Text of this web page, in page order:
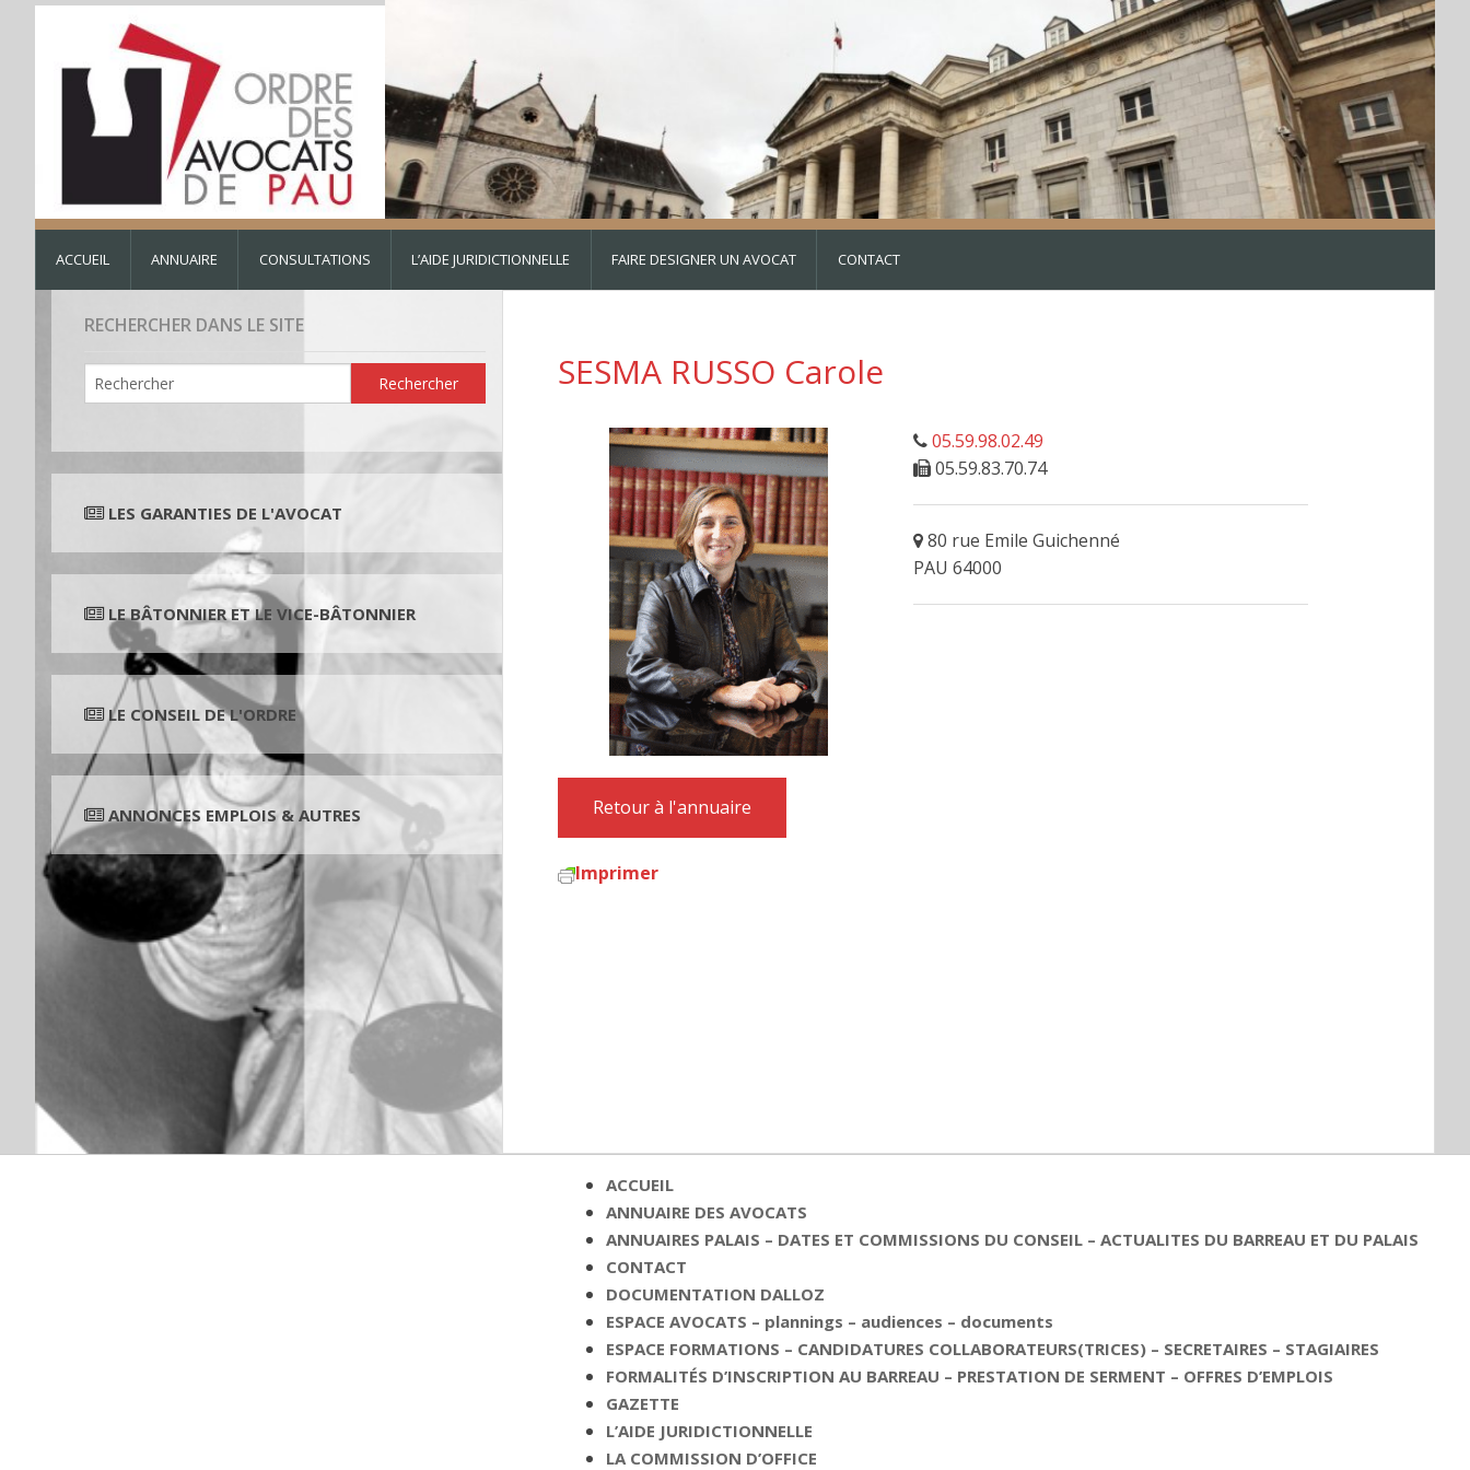
ACCUEIL ANNUAIRE CONSULTATIONS L’AIDE JURIDICTIONNELLE FAIRE DESIGNER UN AVOCAT CONTACT
RECHERCHER DANS LE SITE
LES GARANTIES DE L'AVOCAT
LE BÂTONNIER ET LE VICE-BÂTONNIER
LE CONSEIL DE L'ORDRE
ANNONCES EMPLOIS & AUTRES
SESMA RUSSO Carole
05.59.98.02.49
05.59.83.70.74
80 rue Emile Guichenné
PAU 64000
Retour à l'annuaire
Imprimer
ACCUEIL
ANNUAIRE DES AVOCATS
ANNUAIRES PALAIS – DATES ET COMMISSIONS DU CONSEIL – ACTUALITES DU BARREAU ET DU PALAIS
CONTACT
DOCUMENTATION DALLOZ
ESPACE AVOCATS – plannings – audiences – documents
ESPACE FORMATIONS – CANDIDATURES COLLABORATEURS(TRICES) – SECRETAIRES – STAGIAIRES
FORMALITÉS D’INSCRIPTION AU BARREAU – PRESTATION DE SERMENT – OFFRES D’EMPLOIS
GAZETTE
L’AIDE JURIDICTIONNELLE
LA COMMISSION D’OFFICE